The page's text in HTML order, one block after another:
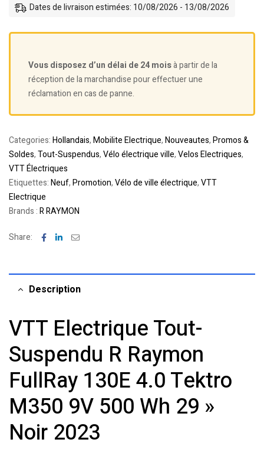
Dates de livraison estimées: 10/08/2026 - 13/08/2026
Vous disposez d’un délai de 24 moisà partir de la
réception de la marchandise pour effectuer une
réclamation en cas de panne.
Categories:Hollandais,Mobilite Electrique,Nouveautes,Promos &
Soldes,Tout-Suspendus,Vélo électrique ville,Velos Electriques,
VTT Électriques
Etiquettes:Neuf,Promotion,Vélo de ville électrique,VTT
Electrique
Brands :R RAYMON
Share: Facebook
LinkedinEmail
Description
VTT Electrique Tout-
Suspendu R Raymon
FullRay 130E 4.0 Tektro
M350 9V 500 Wh 29 »
Noir 2023